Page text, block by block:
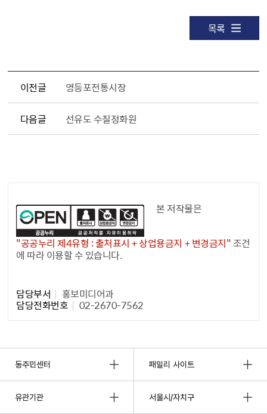
목록
이전글 영등포전통시장
다음글 선유도 수질정화원
본 저작물은
"공공누리 제4유형 : 출처표시 + 상업용금지 + 변경금지"조건
에 따라 이용할 수 있습니다.
담당부서 홍보미디어과
담당전화번호 02-2670-7562
동주민센터 패밀리 사이트
유관기관 서울시/자치구